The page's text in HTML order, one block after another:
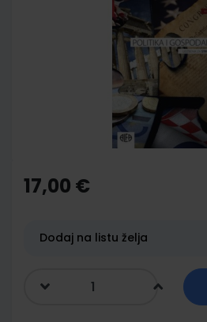
the
beginning
gallery
17,00 €
Dodaj na listu želja